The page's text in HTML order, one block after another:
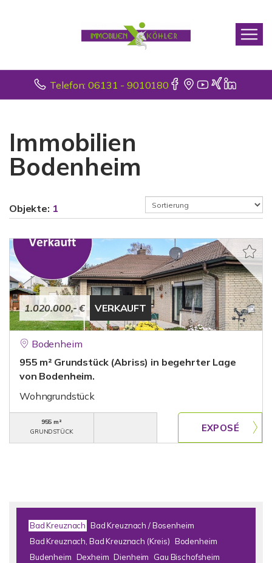
Telefon: 06131 - 9010180
Immobilien
Bodenheim
Objekte: 1
1.020.000,- € VERKAUFT
Bodenheim
955 m² Grundstück (Abriss) in begehrter Lage
von Bodenheim.
Wohngrundstück
955 m²
GRUNDSTÜCK
Bad Kreuznach Bad Kreuznach / Bosenheim
Bad Kreuznach, Bad Kreuznach (Kreis) Bodenheim
Budenheim Dexheim Dienheim
Gau Bischofsheim